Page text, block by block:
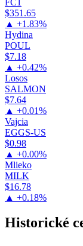
$351.65
▲ +1.83%
Hydina
POUL
$7.18
▲ +0.42%
Losos
SALMON
$7.64
▲ +0.01%
Vajcia
EGGS-US
$0.98
▲ +0.00%
Mlieko
MILK
$16.78
▲ +0.18%
Historické